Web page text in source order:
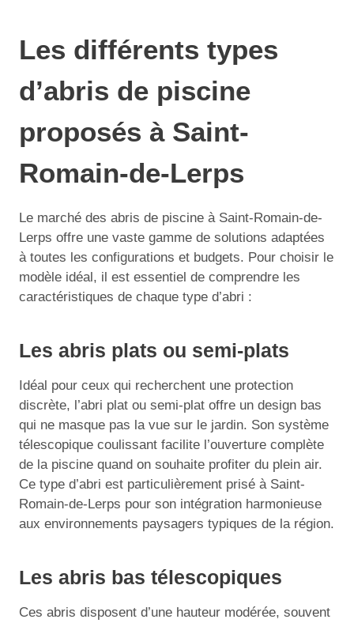
Les différents types
d’abris de piscine
proposés à Saint-
Romain-de-Lerps
Le marché des abris de piscine à Saint-Romain-de-
Lerps offre une vaste gamme de solutions adaptées
à toutes les configurations et budgets. Pour choisir le
modèle idéal, il est essentiel de comprendre les
caractéristiques de chaque type d’abri :
Les abris plats ou semi-plats
Idéal pour ceux qui recherchent une protection
discrète, l’abri plat ou semi-plat offre un design bas
qui ne masque pas la vue sur le jardin. Son système
télescopique coulissant facilite l’ouverture complète
de la piscine quand on souhaite profiter du plein air.
Ce type d’abri est particulièrement prisé à Saint-
Romain-de-Lerps pour son intégration harmonieuse
aux environnements paysagers typiques de la région.
Les abris bas télescopiques
Ces abris disposent d’une hauteur modérée, souvent